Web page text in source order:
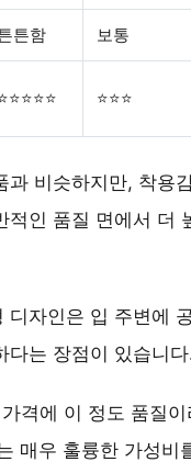
튼함 보통
⭐⭐⭐
과 비슷하지만, 착용
적인 품질 면에서 더
디자인은 입 주변에
다는 장점이 있습니
격에 이 정도 품질이
매우 훌륭한 가성비